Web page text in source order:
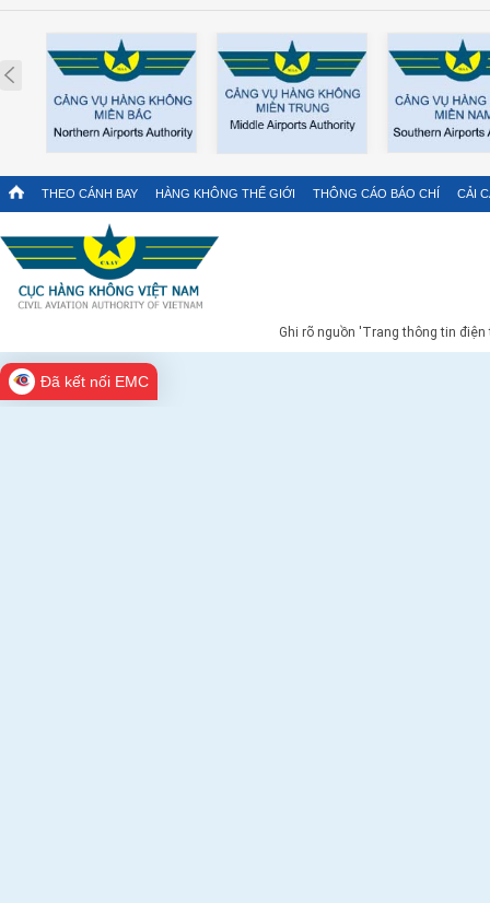
Prev
THEO CÁNH BAY HÀNG KHÔNG THẾ GIỚI THÔNG CÁO BÁO CHÍ CẢI
Ghi rõ nguồn 'Trang thông tin
Đã kết nối EMC